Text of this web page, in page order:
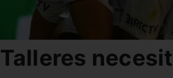
Talleres